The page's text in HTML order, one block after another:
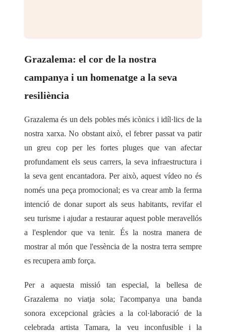
Grazalema: el cor de la nostra
campanya i un homenatge a la seva
resiliència
Grazalema és un dels pobles més icònics i idíl·lics de la
nostra xarxa. No obstant això, el febrer passat va patir
un greu cop per les fortes pluges que van afectar
profundament els seus carrers, la seva infraestructura i
la seva gent encantadora. Per això, aquest vídeo no és
només una peça promocional; es va crear amb la ferma
intenció de donar suport als seus habitants, revifar el
seu turisme i ajudar a restaurar aquest poble meravellós
a l'esplendor que va tenir. És la nostra manera de
mostrar al món que l'essència de la nostra terra sempre
es recupera amb força.
Per a aquesta missió tan especial, la bellesa de
Grazalema no viatja sola; l'acompanya una banda
sonora excepcional gràcies a la col·laboració de la
celebrada artistaTamara, la veu inconfusible i la